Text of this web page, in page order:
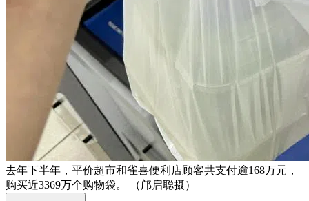
去年下半年，平价超市和雀喜便利店顾客共支付逾168万元，
购买近3369万个购物袋。 （邝启聪摄）